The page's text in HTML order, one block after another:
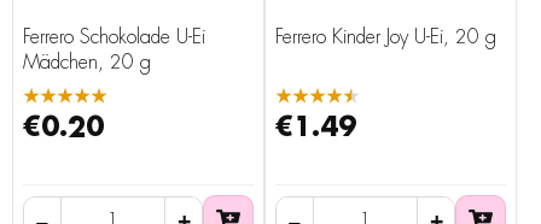
Ferrero Schokolade Ü-Ei
Mädchen, 20 g
★★★★★
€0.20
Ferrero Kinder Joy Ü-Ei, 20 g
★★★★★
€1.49